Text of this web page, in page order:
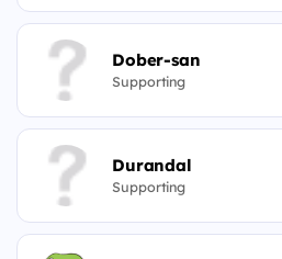
Dober-san
Supporting
Durandal
Supporting